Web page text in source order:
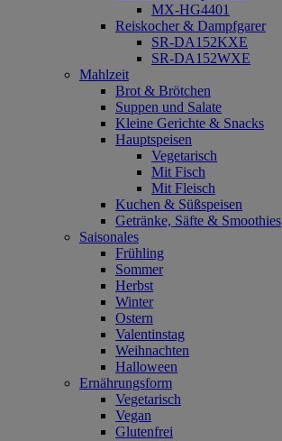
MX-HG4401
Reiskocher & Dampfgarer
SR-DA152KXE
SR-DA152WXE
Mahlzeit
Brot & Brötchen
Suppen und Salate
Kleine Gerichte & Snacks
Hauptspeisen
Vegetarisch
Mit Fisch
Mit Fleisch
Kuchen & Süßspeisen
Getränke, Säfte & Smoothies
Saisonales
Frühling
Sommer
Herbst
Winter
Ostern
Valentinstag
Weihnachten
Halloween
Ernährungsform
Vegetarisch
Vegan
Glutenfrei